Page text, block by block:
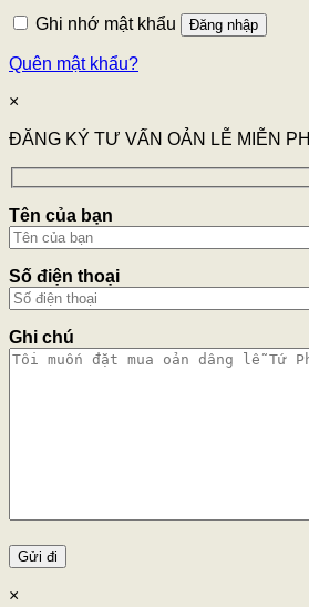
Ghi nhớ mật khẩu Đăng nhập
Quên mật khẩu?
×
ĐĂNG KÝ TƯ VẤN OẢN LỄ MIỄN PHÍ
Tên của bạn
Số điện thoại
Ghi chú
×